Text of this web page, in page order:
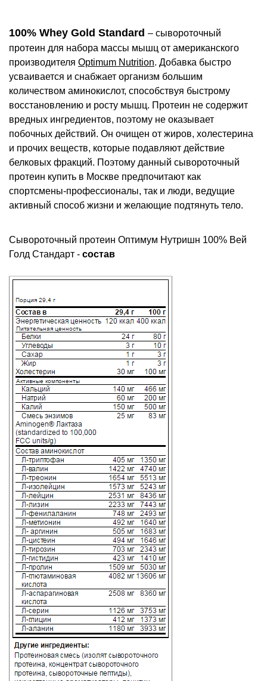
100% Whey Gold Standard – сывороточный
протеин для набора массы мышц от американского
производителя Optimum Nutrition. Добавка быстро
усваивается и снабжает организм большим
количеством аминокислот, способствуя быстрому
восстановлению и росту мышц. Протеин не содержит
вредных ингредиентов, поэтому не оказывает
побочных действий. Он очищен от жиров, холестерина
и прочих веществ, которые подавляют действие
белковых фракций. Поэтому данный сывороточный
протеин купить в Москве предпочитают как
спортсмены-профессионалы, так и люди, ведущие
активный способ жизни и желающие подтянуть тело.
Сывороточный протеин Оптимум Нутришн 100% Вей
Голд Стандарт - состав